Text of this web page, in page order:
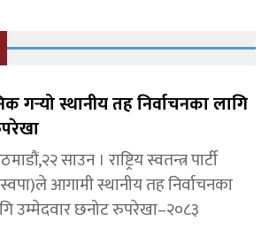
गर्‍यो स्थानीय तह निर्वाचनका लागि
साउन । राष्ट्रिय स्वतन्त्र पार्टी
आगामी स्थानीय तह निर्वाचनका
उम्मेदवार छनोट रुपरेखा–२०८३